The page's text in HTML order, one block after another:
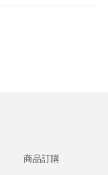
商品訂購